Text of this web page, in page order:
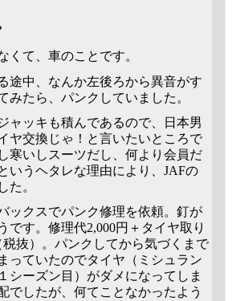
くて、車のことです。
途中、なんか左後ろから異音がす
みたら、パンクしていました。
ャッキも積んであるので、日本男
ヤ交換じゃ！と言いたいところで
寒いしスーツだし、何より会員だ
いうヘタレな理由により、JAFの
た。
ックスでパンク修理を依頼。釘が
です。修理代2,000円＋タイヤ取り
税抜）。パンクしてから気づくまで
っていたのでタイヤ（ミシュラン
シーズン目）がダメになってしま
でしたが、何てことなかったよう